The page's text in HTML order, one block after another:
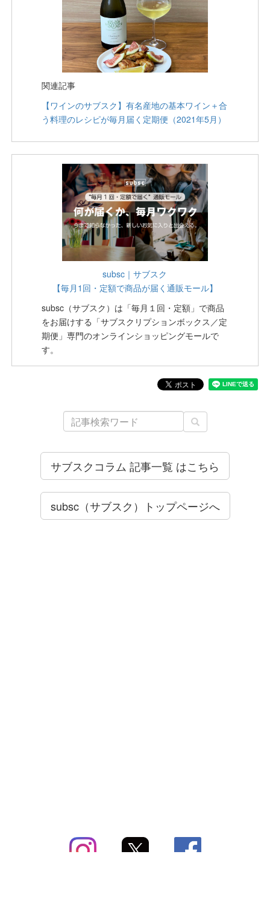
関連記事
【ワインのサブスク】有名産地の基本ワイン＋合
う料理のレシピが毎月届く定期便（2021年5月）
subsc｜サブスク
【毎月1回・定額で商品が届く通販モール】
subsc（サブスク）は「毎月１回・定額」で商品
をお届けする「サブスクリプションボックス／定
期便」専門のオンラインショッピングモールで
す。
サブスクコラム 記事一覧 はこちら
subsc（サブスク）トップページへ